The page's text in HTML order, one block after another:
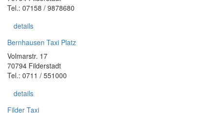
Tel.: 07158 / 9878680
details
Bernhausen Taxi Platz
Volmarstr. 17
70794 Filderstadt
Tel.: 0711 / 551000
details
Filder Taxi